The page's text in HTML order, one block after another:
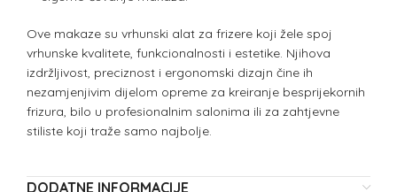
Ove makaze su vrhunski alat za frizere koji žele spoj
vrhunske kvalitete, funkcionalnosti i estetike. Njihova
izdržljivost, preciznost i ergonomski dizajn čine ih
nezamjenjivim dijelom opreme za kreiranje besprijekornih
frizura, bilo u profesionalnim salonima ili za zahtjevne
stiliste koji traže samo najbolje.
DODATNE INFORMACIJE